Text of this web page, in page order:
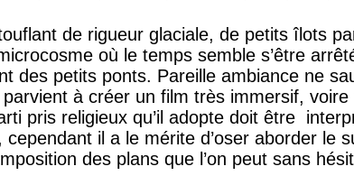
de rigueur glaciale, de petits îlots
où le temps semble s’être
des petits ponts. Pareille ambiance ne
à créer un film très immersif,
pris religieux qu’il adopte doit être
il a le mérite d’oser aborder le
des plans que l’on peut sans